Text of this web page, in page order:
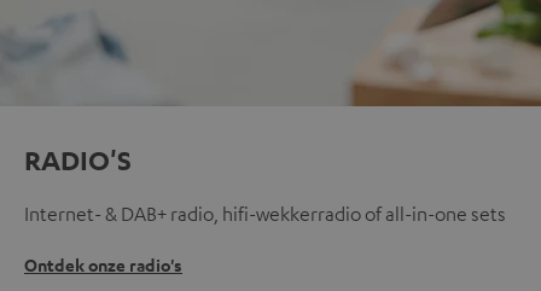
RADIO'S
Internet- & DAB+ radio, hifi-wekkerradio of all-in-one sets
Ontdek onze radio's